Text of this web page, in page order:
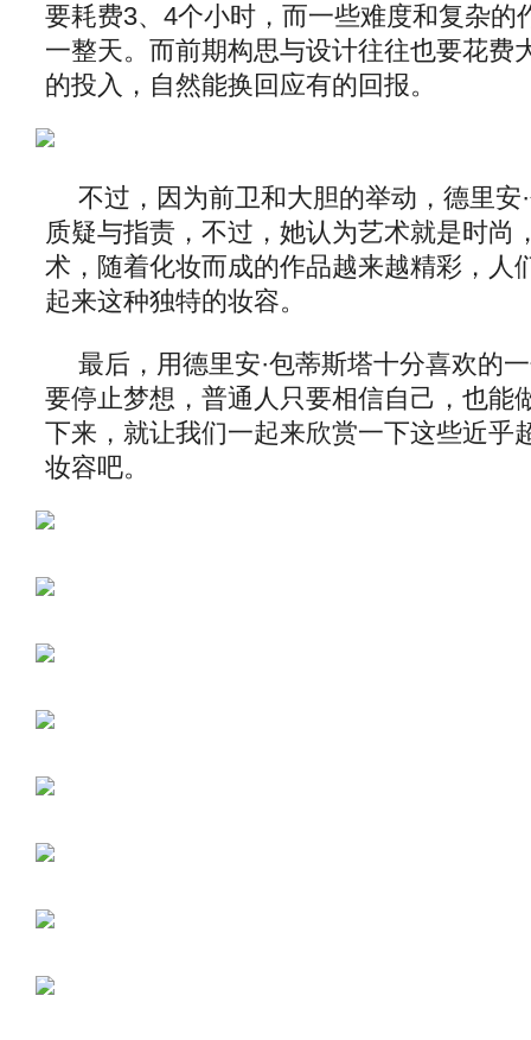
要耗费3、4个小时，而一些难度和复杂的
一整天。而前期构思与设计往往也要花费
的投入，自然能换回应有的回报。
不过，因为前卫和大胆的举动，德里安
质疑与指责，不过，她认为艺术就是时尚
术，随着化妆而成的作品越来越精彩，人
起来这种独特的妆容。
最后，用德里安·包蒂斯塔十分喜欢的
要停止梦想，普通人只要相信自己，也能
下来，就让我们一起来欣赏一下这些近乎
妆容吧。